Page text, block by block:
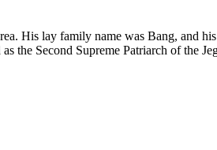
His lay family name was Bang, and
the Second Supreme Patriarch of the